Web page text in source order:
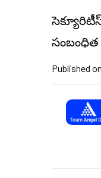
సంబంధిత
Published